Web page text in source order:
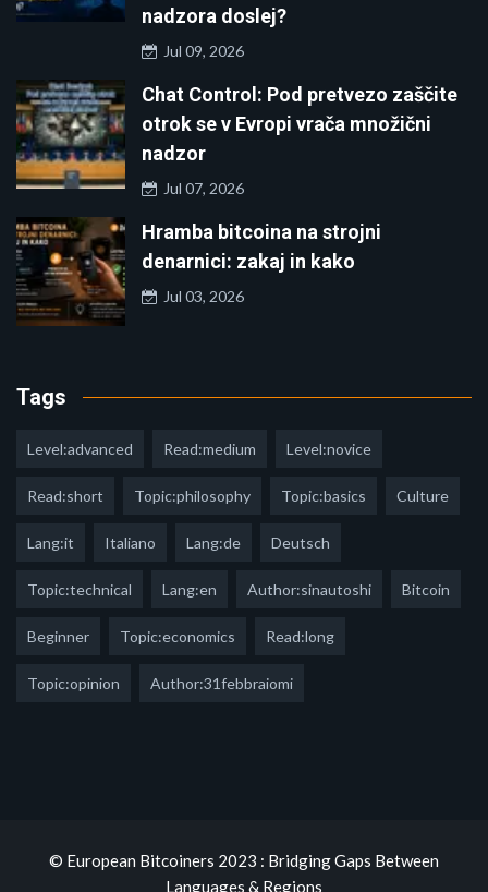
nadzora doslej?
Jul 09, 2026
Chat Control: Pod pretvezo zaščite
otrok se v Evropi vrača množični
nadzor
Jul 07, 2026
Hramba bitcoina na strojni
denarnici: zakaj in kako
Jul 03, 2026
Tags
Level:advanced Read:medium Level:novice
Read:short Topic:philosophy Topic:basics Culture
Lang:it Italiano Lang:de Deutsch
Topic:technical Lang:en Author:sinautoshi Bitcoin
Beginner Topic:economics Read:long
Topic:opinion Author:31febbraiomi
© European Bitcoiners 2023 : Bridging Gaps Between
Languages & Regions